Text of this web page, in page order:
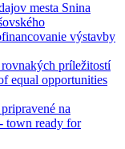
mesta Snina
výstavby
príležitostí
equal opportunities
na
town ready for